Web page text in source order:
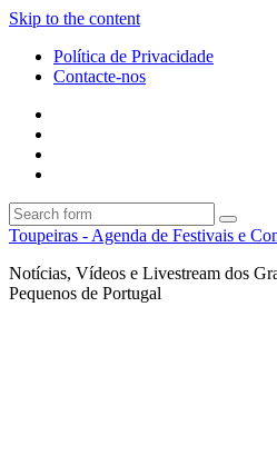
Skip to the content
Política de Privacidade
Contacte-nos
Search
Toupeiras - Agenda de Festivais e
Notícias, Vídeos e Livestream dos
Pequenos de Portugal